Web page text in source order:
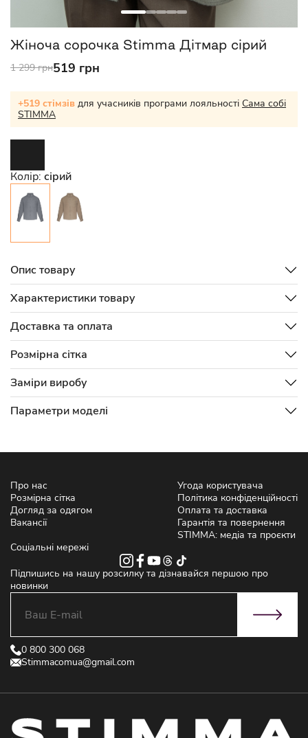
Жіноча сорочка Stimma Дітмар сірий
1 299 грн519 грн
+519 стімзів для учасників програми лояльності Сама собі
STIMMA
Колір: сірий
Опис товару
Характеристики товару
Доставка та оплата
Розмірна сітка
Заміри виробу
Параметри моделі
Про нас
Розмірна сітка
Догляд за одягом
Вакансії
Угода користувача
Політика конфіденційності
Оплата та доставка
Гарантія та повернення
STIMMA: медіа та проєкти
Соціальні мережі
Підпишись на нашу розсилку та дізнавайся першою про
новинки
0 800 300 068
Stimmacomua@gmail.com